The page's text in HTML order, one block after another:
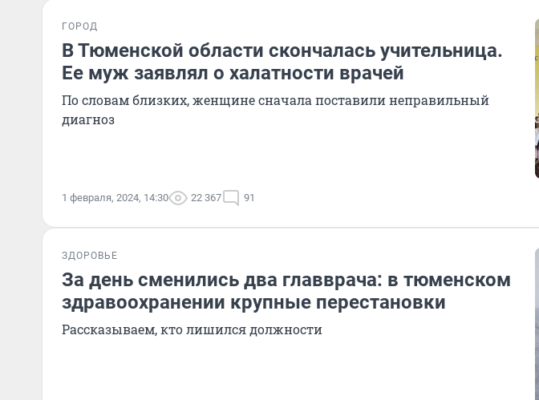
ГОРОД
В Тюменской области скончалась учительница.
Ее муж заявлял о халатности врачей
По словам близких, женщине сначала поставили неправильный
диагноз
1 февраля, 2024, 14:30 22 367 91
ЗДОРОВЬЕ
За день сменились два главврача: в тюменском
здравоохранении крупные перестановки
Рассказываем, кто лишился должности